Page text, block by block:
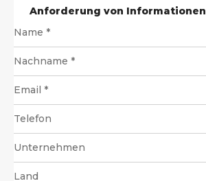
Anforderung von Informationen